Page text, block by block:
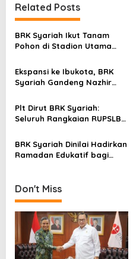
n
a
v
g
t
o
n
Related Posts
BRK Syariah Ikut Tanam
Pohon di Stadion Utama
Lingkungan Hidup
Ekspansi ke Ibukota, BRK
Syariah Gandeng Nazhir
Wakaf Uang
Plt Dirut BRK Syariah:
Seluruh Rangkaian RUPSLB
BRK Syariah Dinilai Hadirkan
Ramadan Edukatif bagi
Don't Miss